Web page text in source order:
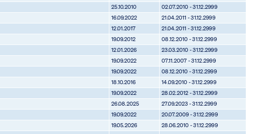
25.10.2010
02.07.2010 - 31.12.2999
16.09.2022
21.04.2011 - 31.12.2999
12.01.2017
21.04.2011 - 31.12.2999
19.09.2012
08.12.2010 - 31.12.2999
12.01.2026
23.03.2010 - 31.12.2999
19.09.2022
07.11.2007 - 31.12.2999
19.09.2022
08.12.2010 - 31.12.2999
18.10.2016
14.09.2010 - 31.12.2999
19.09.2022
28.02.2012 - 31.12.2999
26.08.2025
27.09.2023 - 31.12.2999
19.09.2022
20.07.2009 - 31.12.2999
19.05.2026
28.06.2010 - 31.12.2999